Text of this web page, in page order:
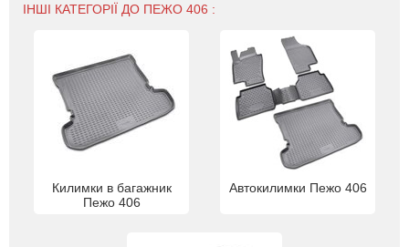
ІНШІ КАТЕГОРІЇ ДО ПЕЖО 406 :
Килимки в багажник
Пежо 406
Автокилимки Пежо 406